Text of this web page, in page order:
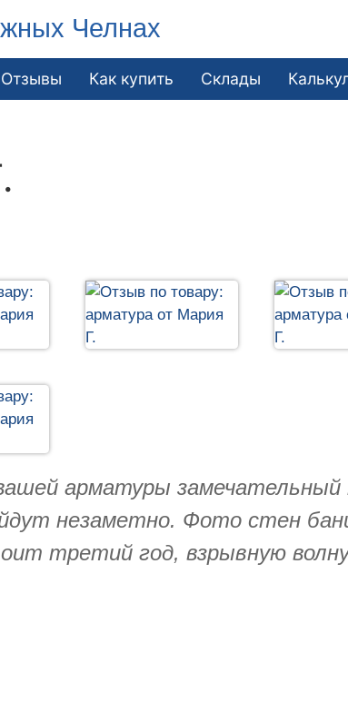
Челнах
Отзывы Как купить Склады
арматуры замечательный
незаметно. Фото стен
третий год, взрывную